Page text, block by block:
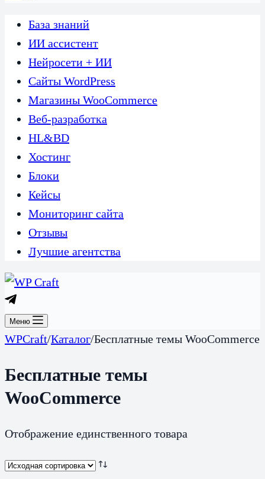
База знаний
ИИ ассистент
Нейросети + ИИ
Сайты WordPress
Магазины WooCommerce
Веб-разработка
HL&BD
Хостинг
Блоки
Кейсы
Мониторинг сайта
Отзывы
Лучшие агентства
Меню
WPCraft/Каталог/Бесплатные темы WooCommerce
Бесплатные темы
WooCommerce
Отображение единственного товара